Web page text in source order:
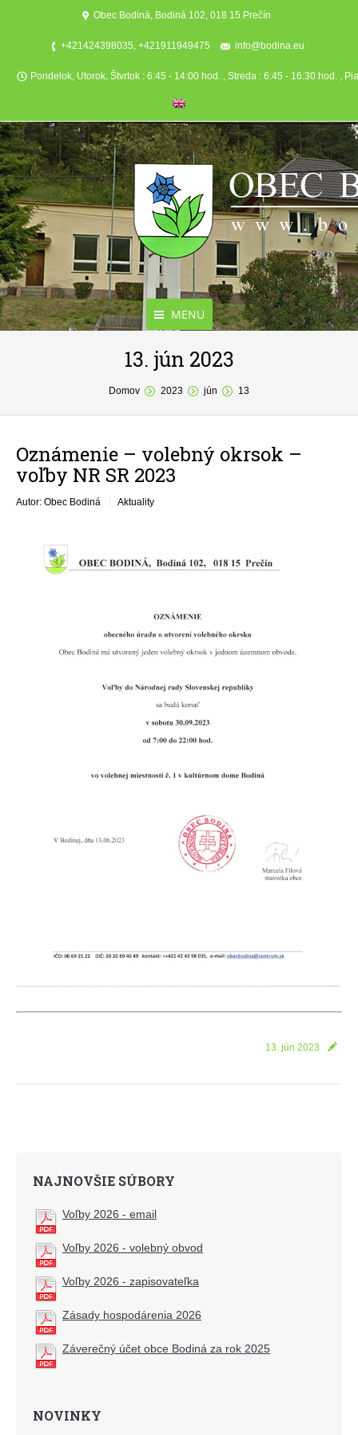
Obec Bodiná, Bodiná 102, 018 15 Prečín
+421424398035, +421911949475 info@bodina.eu
Pondelok, Utorok, Štvrtok : 6:45 - 14:00 hod. , Streda : 6:45 - 16:30 hod. ,
MENU
O obci
Povinné zverejňovanie
13. jún 2023
Domov 2023 jún 13
Oznámenie – volebný okrsok –
voľby NR SR 2023
Autor: Obec Bodiná Aktuality
13. jún 2023
NAJNOVŠIE SÚBORY
Voľby 2026 - email
Voľby 2026 - volebný obvod
Voľby 2026 - zapisovateľka
Zásady hospodárenia 2026
Záverečný účet obce Bodiná za rok 2025
NOVINKY